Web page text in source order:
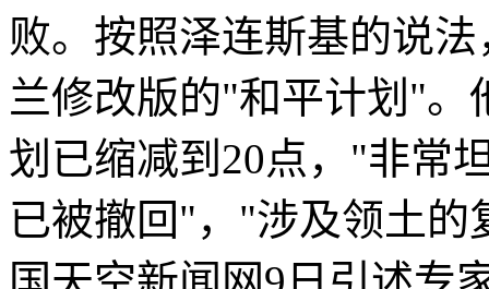
败。按照泽连斯基的说
兰修改版的"和平计划"。
划已缩减到20点，"非常
已被撤回"，"涉及领土